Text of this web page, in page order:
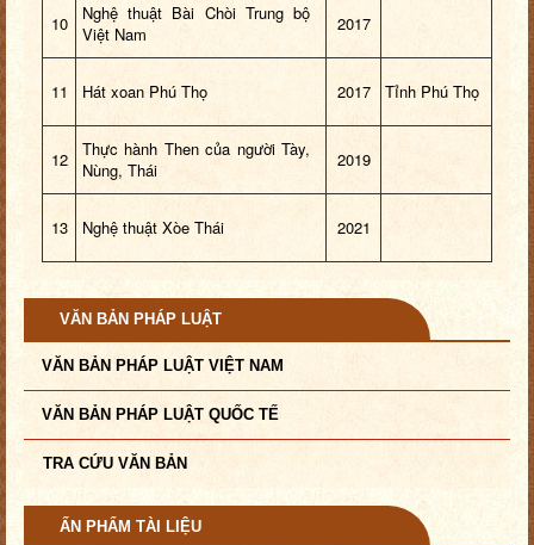
10
Nghệ thuật Bài Chòi Trung bộ
Việt Nam
2017
11 Hát xoan Phú Thọ 2017 Tỉnh Phú Thọ
12
Thực hành Then của người Tày,
Nùng, Thái
2019
13 Nghệ thuật Xòe Thái 2021
VĂN BẢN PHÁP LUẬT
VĂN BẢN PHÁP LUẬT VIỆT NAM
VĂN BẢN PHÁP LUẬT QUỐC TẾ
TRA CỨU VĂN BẢN
ẤN PHẨM TÀI LIỆU